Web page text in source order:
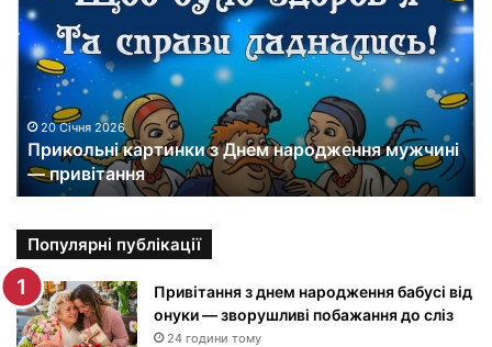
и
к
о
а
и
н
к
и
20 Січня 2026
Прикольні картинки з Днем народження мужчині
— привітання
Популярні публікації
Привітання з днем народження бабусі від
онуки — зворушливі побажання до сліз
24 години тому